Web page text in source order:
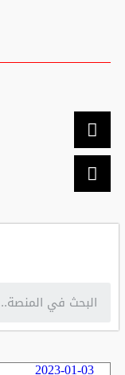
2023-01-03